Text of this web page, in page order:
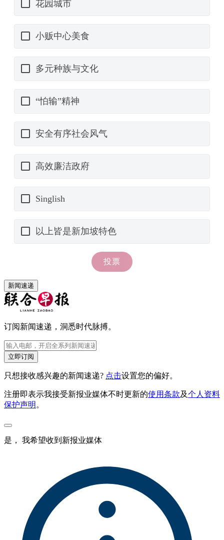
新闻速递
订阅新闻速递，洞悉时代脉搏。
立即订阅
只想接收感兴趣的新闻速递? 点击设置您的偏好。
注册即表示我接受新报业媒体不时更新的使用条款及个人资料
保护声明 。
是， 我希望收到新报业媒体